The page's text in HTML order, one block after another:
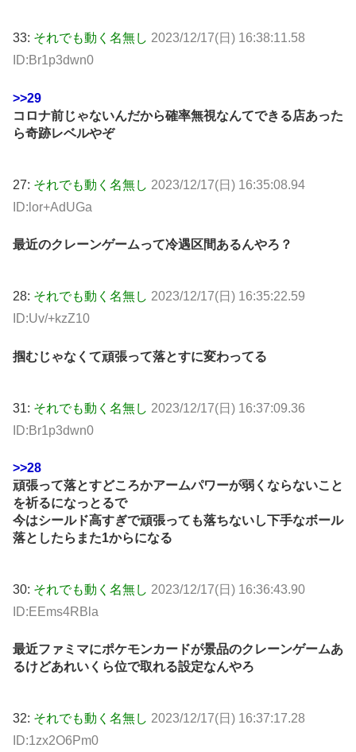
33: それでも動く名無し 2023/12/17(日) 16:38:11.58
ID:Br1p3dwn0
>>29
コロナ前じゃないんだから確率無視なんてできる店あった
ら奇跡レベルやぞ
27: それでも動く名無し 2023/12/17(日) 16:35:08.94
ID:lor+AdUGa
最近のクレーンゲームって冷遇区間あるんやろ？
28: それでも動く名無し 2023/12/17(日) 16:35:22.59
ID:Uv/+kzZ10
掴むじゃなくて頑張って落とすに変わってる
31: それでも動く名無し 2023/12/17(日) 16:37:09.36
ID:Br1p3dwn0
>>28
頑張って落とすどころかアームパワーが弱くならないこと
を祈るになっとるで
今はシールド高すぎで頑張っても落ちないし下手なボール
落としたらまた1からになる
30: それでも動く名無し 2023/12/17(日) 16:36:43.90
ID:EEms4RBla
最近ファミマにポケモンカードが景品のクレーンゲームあ
るけどあれいくら位で取れる設定なんやろ
32: それでも動く名無し 2023/12/17(日) 16:37:17.28
ID:1zx2O6Pm0